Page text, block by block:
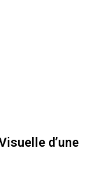
d’une